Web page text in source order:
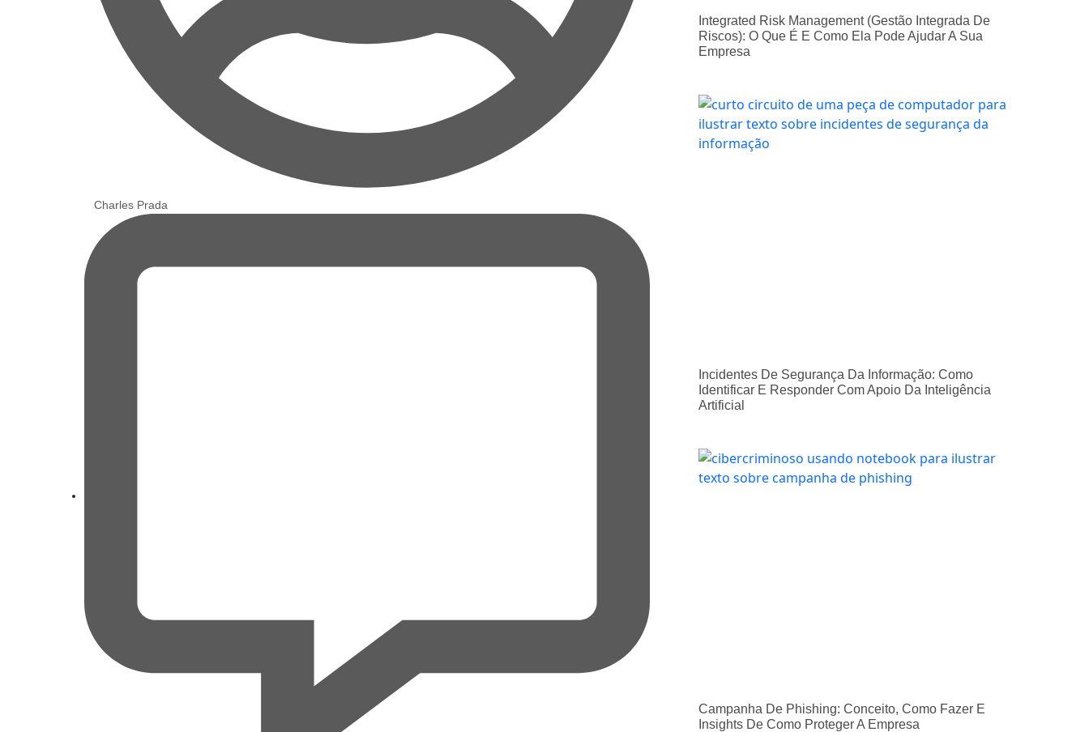
Charles Prada
Integrated Risk Management (Gestão Integrada De
Riscos): O Que É E Como Ela Pode Ajudar A Sua
Empresa
Incidentes De Segurança Da Informação: Como
Identificar E Responder Com Apoio Da Inteligência
Artificial
Campanha De Phishing: Conceito, Como Fazer E
Insights De Como Proteger A Empresa